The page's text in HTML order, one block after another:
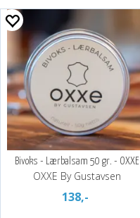
Bivoks - Lærbalsam 50 gr. - OXXE
OXXE By Gustavsen
138,-